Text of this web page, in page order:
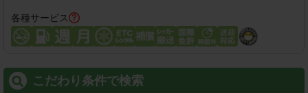
各種サービス
こだわり条件で検索